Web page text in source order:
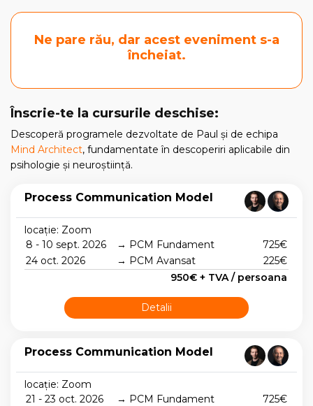
Ne pare rău, dar acest eveniment s-a
încheiat.
Înscrie-te la cursurile deschise:
Descoperă programele dezvoltate de Paul și de echipa
Mind Architect, fundamentate în descoperiri aplicabile din
psihologie și neuroștiință.
Process Communication Model
locație: Zoom
8 - 10 sept. 2026
→ PCM Fundament
725€
24 oct. 2026
→ PCM Avansat
225€
950€ + TVA / persoana
Detalii
Process Communication Model
locație: Zoom
21 - 23 oct. 2026
→ PCM Fundament
725€